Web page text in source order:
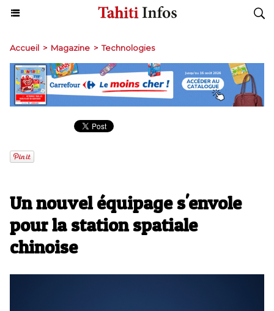
Accueil > Magazine > Technologies
Un nouvel équipage s'envole
pour la station spatiale
chinoise